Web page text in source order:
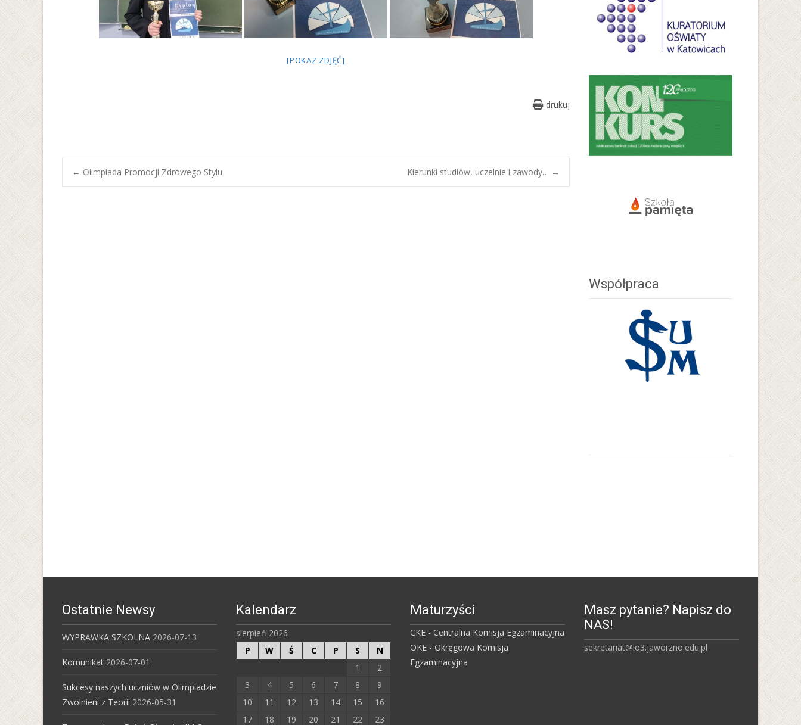
[POKAZ ZDJĘĆ]
drukuj
Post
← Olimpiada Promocji Zdrowego Stylu Kierunki studiów, uczelnie i zawody… →
Współpraca
Ostatnie Newsy
WYPRAWKA SZKOLNA 2026-07-13
Komunikat 2026-07-01
Sukcesy naszych uczniów w Olimpiadzie
Zwolnieni z Teorii 2026-05-31
Kalendarz
sierpień 2026
P
W Ś C P S
N
1
2
3
4 5 6 7 8
9
10
11 12 13 14 15
16
17
18 19 20 21 22 23
Maturzyści
CKE - Centralna Komisja Egzaminacyjna
OKE - Okręgowa Komisja
Egzaminacyjna
Masz pytanie? Napisz do
NAS!
sekretariat@lo3.jaworzno.edu.pl